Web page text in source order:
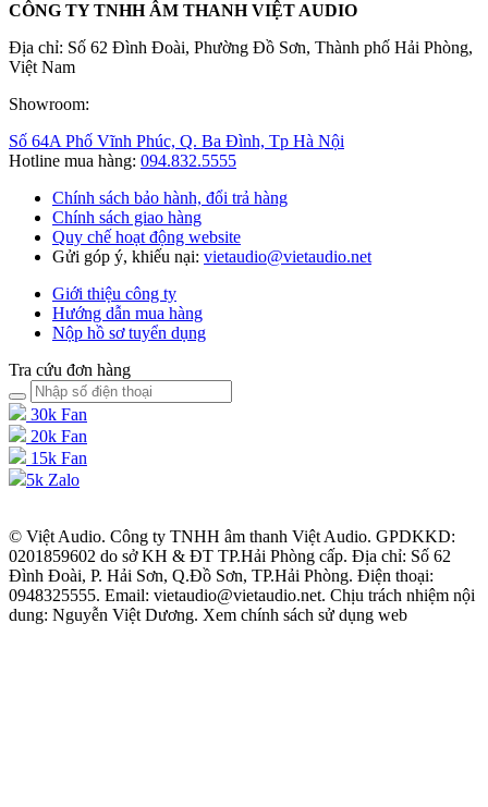
CÔNG TY TNHH ÂM THANH VIỆT AUDIO
Địa chỉ: Số 62 Đình Đoài, Phường Đồ Sơn, Thành phố Hải Phòng,
Việt Nam
Showroom:
Số 64A Phố Vĩnh Phúc, Q. Ba Đình, Tp Hà Nội
Hotline mua hàng: 094.832.5555
Chính sách bảo hành, đổi trả hàng
Chính sách giao hàng
Quy chế hoạt động website
Gửi góp ý, khiếu nại: vietaudio@vietaudio.net
Giới thiệu công ty
Hướng dẫn mua hàng
Nộp hồ sơ tuyển dụng
Tra cứu đơn hàng
30k Fan
20k Fan
15k Fan
5k Zalo
© Việt Audio. Công ty TNHH âm thanh Việt Audio. GPDKKD:
0201859602 do sở KH & ĐT TP.Hải Phòng cấp. Địa chỉ: Số 62
Đình Đoài, P. Hải Sơn, Q.Đồ Sơn, TP.Hải Phòng. Điện thoại:
0948325555. Email: vietaudio@vietaudio.net. Chịu trách nhiệm nội
dung: Nguyễn Việt Dương. Xem chính sách sử dụng web